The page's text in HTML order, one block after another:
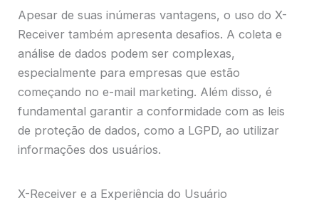
Apesar de suas inúmeras vantagens, o uso do X-
Receiver também apresenta desafios. A coleta e
análise de dados podem ser complexas,
especialmente para empresas que estão
começando no e-mail marketing. Além disso, é
fundamental garantir a conformidade com as leis
de proteção de dados, como a LGPD, ao utilizar
informações dos usuários.
X-Receiver e a Experiência do Usuário